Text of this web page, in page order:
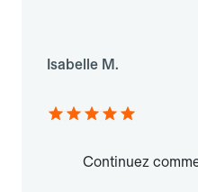
Isabelle M.
Continuez